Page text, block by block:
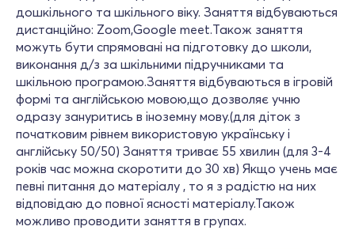
дошкільного та шкільного віку. Заняття відбуваються
дистанційно: Zoom,Google meet.Також заняття
можуть бути спрямовані на підготовку до школи,
виконання д/з за шкільними підручниками та
шкільною програмою.Заняття відбуваються в ігровій
формі та англійською мовою,що дозволяє учню
одразу зануритись в іноземну мову.(для діток з
початковим рівнем використовую українську і
англійську 50/50) Заняття триває 55 хвилин (для 3-4
років час можна скоротити до 30 хв) Якщо учень має
певні питання до матеріалу , то я з радістю на них
відповідаю до повної ясності матеріалу.Також
можливо проводити заняття в групах.